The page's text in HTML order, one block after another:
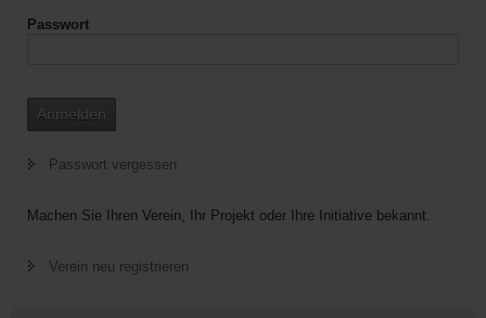
Passwort
Anmelden
Passwort vergessen
Machen Sie Ihren Verein, Ihr Projekt oder Ihre Initiative bekannt.
Verein neu registrieren